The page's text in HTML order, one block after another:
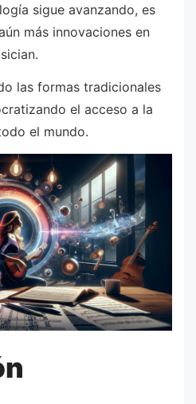
sigue avanzando, es
más innovaciones en
las formas tradicionales
el acceso a la
el mundo.